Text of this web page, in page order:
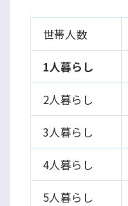
世帯人数
1人暮らし
2人暮らし
3人暮らし
4人暮らし
5人暮らし